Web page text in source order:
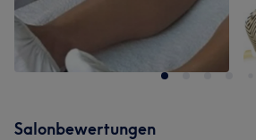
Salonbewertungen